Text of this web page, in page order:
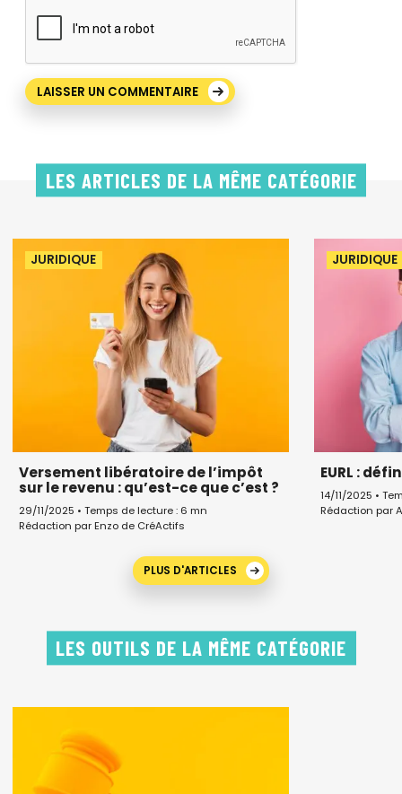
LES ARTICLES DE LA MÊME CATÉGORIE
JURIDIQUE
Versement libératoire de l’impôt
sur le revenu : qu’est-ce que c’est ?
29/11/2025 • Temps de lecture : 6 mn
Rédaction par Enzo de CréActifs
JURIDIQUE
EURL :
14/11/2025 •
Rédaction par
PLUS D'ARTICLES
LES OUTILS DE LA MÊME CATÉGORIE